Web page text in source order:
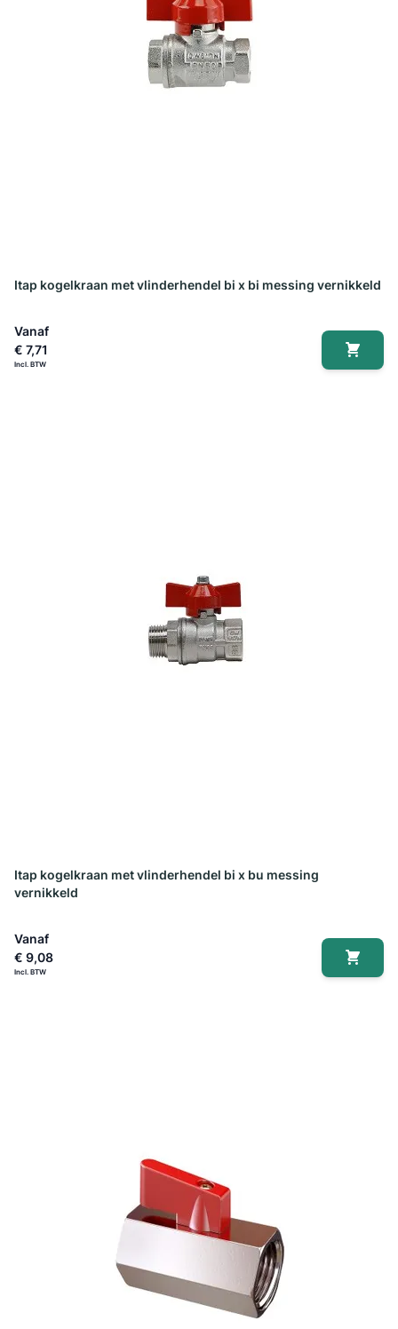
Itap kogelkraan met vlinderhendel bi x bi messing vernikkeld
Vanaf
€ 7,71
Itap kogelkraan met vlinderhendel bi x bu messing
vernikkeld
Vanaf
€ 9,08